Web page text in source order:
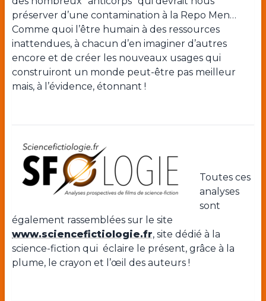
préserver d’une contamination à la Repo Men…
Comme quoi l’être humain à des ressources
inattendues, à chacun d’en imaginer d’autres
encore et de créer les nouveaux usages qui
construiront un monde peut-être pas meilleur
mais, à l’évidence, étonnant !
Toutes ces
analyses
sont
également rassemblées sur le site
www.sciencefictiologie.fr, site dédié à la
science-fiction qui éclaire le présent, grâce à la
plume, le crayon et l’œil des auteurs !